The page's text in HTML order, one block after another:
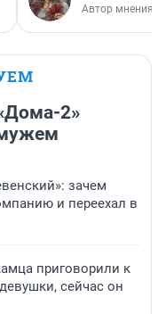
Автор мнения
2»
зачем
и переехал в
приговорили к
сейчас он